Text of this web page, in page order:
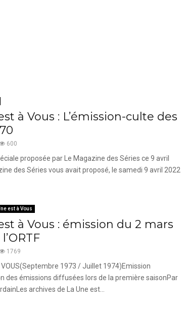
à Vous : L’émission-culte des
600
proposée par Le Magazine des Séries ce 9 avril
des Séries vous avait proposé, le samedi 9 avril 2022
est à Vous
à Vous : émission du 2 mars
1769
VOUS(Septembre 1973 / Juillet 1974)Emission
des émissions diffusées lors de la première saisonPar
archives de La Une est...